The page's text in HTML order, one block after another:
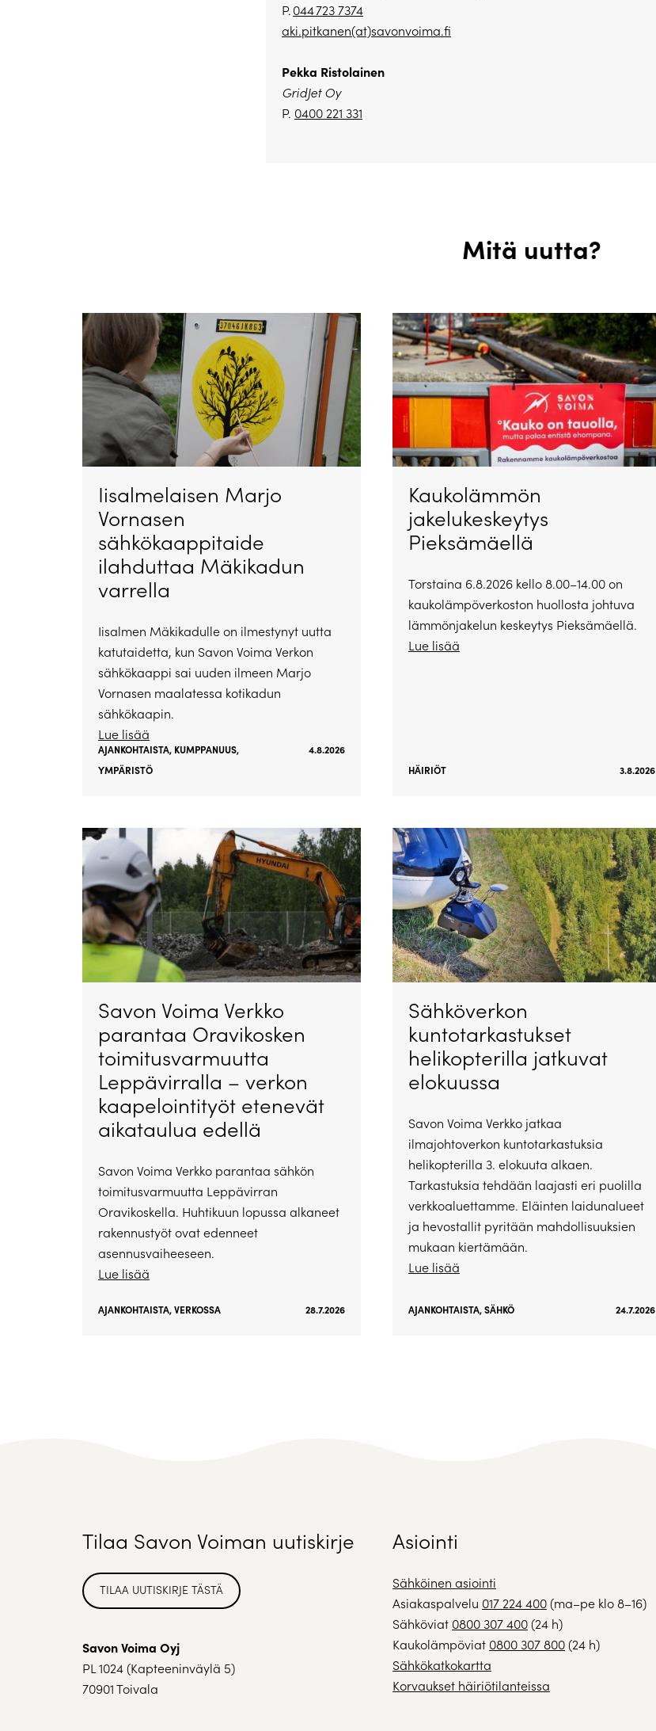
P.044 723 7374
aki.pitkanen(at)savonvoima.fi
Pekka Ristolainen
GridJet Oy
P. 0400 221 331
Mitä uutta?
Iisalmelaisen Marjo
Vornasen
sähkökaappitaide
ilahduttaa Mäkikadun
varrella
Iisalmen Mäkikadulle on ilmestynyt uutta
katutaidetta, kun Savon Voima Verkon
sähkökaappi sai uuden ilmeen Marjo
Vornasen maalatessa kotikadun
sähkökaapin.
Lue lisää
AJANKOHTAISTA, KUMPPANUUS,
YMPÄRISTÖ
4.8.2026
Kaukolämmön
jakelukeskeytys
Pieksämäellä
Torstaina 6.8.2026 kello 8.00–14.00 on
kaukolämpöverkoston huollosta johtuva
lämmönjakelun keskeytys Pieksämäellä.
Lue lisää
HÄIRIÖT 3.8.2026
Savon Voima Verkko
parantaa Oravikosken
toimitusvarmuutta
Leppävirralla – verkon
kaapelointityöt etenevät
aikataulua edellä
Savon Voima Verkko parantaa sähkön
toimitusvarmuutta Leppävirran
Oravikoskella. Huhtikuun lopussa alkaneet
rakennustyöt ovat edenneet
asennusvaiheeseen.
Lue lisää
AJANKOHTAISTA,VERKOSSA 28.7.2026
Sähköverkon
kuntotarkastukset
helikopterilla jatkuvat
elokuussa
Savon Voima Verkko jatkaa
ilmajohtoverkon kuntotarkastuksia
helikopterilla 3. elokuuta alkaen.
Tarkastuksia tehdään laajasti eri puolilla
verkkoaluettamme. Eläinten laidunalueet
ja hevostallit pyritään mahdollisuuksien
mukaan kiertämään.
Lue lisää
AJANKOHTAISTA,SÄHKÖ 24.7.2026
Tilaa Savon Voiman uutiskirje
TILAA UUTISKIRJE TÄSTÄ
Savon Voima Oyj
PL 1024 (Kapteeninväylä 5)
70901 Toivala
Asiointi
Sähköinen asiointi
Asiakaspalvelu 017 224 400(ma–pe klo 8–16)
Sähköviat 0800 307 400(24 h)
Kaukolämpöviat 0800 307 800(24 h)
Sähkökatkokartta
Korvaukset häiriötilanteissa